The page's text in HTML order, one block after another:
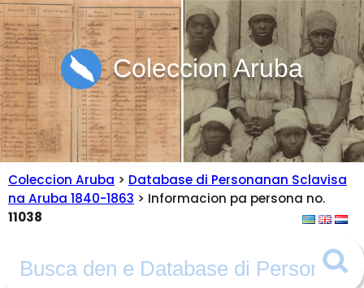
Coleccion Aruba
Coleccion Aruba > Database di Personanan Sclavisa
na Aruba 1840-1863 > Informacion pa persona no.
11038